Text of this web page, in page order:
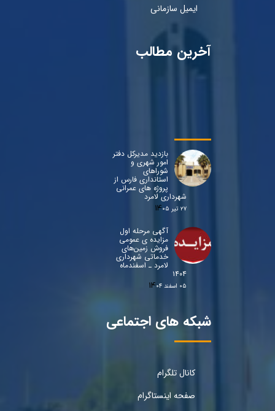
ایمیل سازمانی
آخرین مطالب
بازدید مدیرکل دفتر
امور شهری و
شوراهای
استانداری فارس از
پروژه های عمرانی
شهرداری لامرد
۲۷ تیر ۰۵
آگهی مرحله اول
مزایده ی عمومی
فروش زمین‌های
خدماتی شهرداری
لامرد ـ اسفندماه
۱۴۰۴
۰۵ اسفند ۰۴
شبکه های اجتماعی
کانال تلگرام
صفحه اینستاگرام